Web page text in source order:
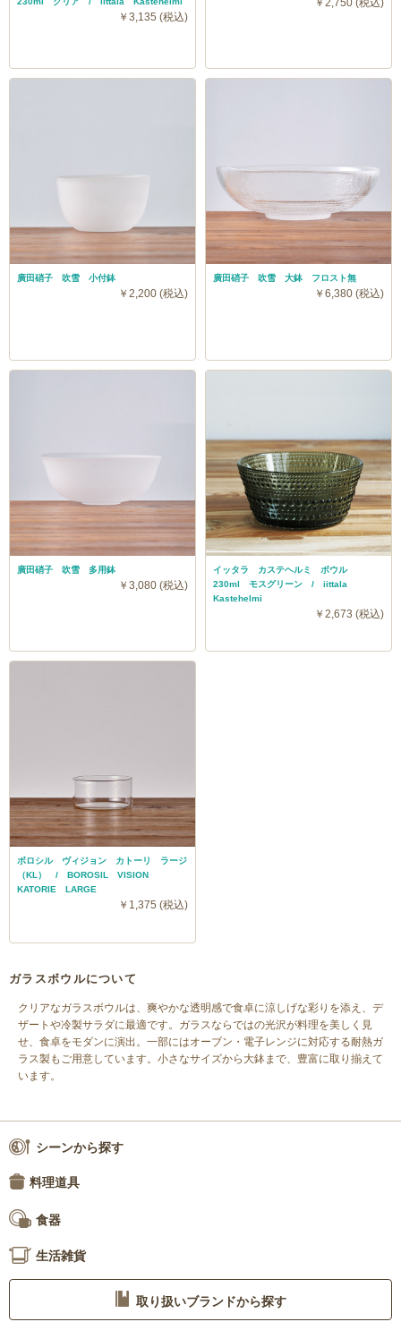
￥3,135 (税込)
廣田硝子 吹雪 小付鉢
￥2,200 (税込)
廣田硝子 吹雪 大鉢 フロスト無
￥6,380 (税込)
廣田硝子 吹雪 多用鉢
￥3,080 (税込)
イッタラ カステヘルミ ボウル
230ml モスグリーン / iittala
Kastehelmi
￥2,673 (税込)
ボロシル ヴィジョン カトーリ ラージ
（KL） / BOROSIL VISION
KATORIE LARGE
￥1,375 (税込)
ガラスボウルについて
クリアなガラスボウルは、爽やかな透明感で食卓に涼しげな彩りを添え、デ
ザートや冷製サラダに最適です。ガラスならではの光沢が料理を美しく見
せ、食卓をモダンに演出。一部にはオーブン・電子レンジに対応する耐熱ガ
ラス製もご用意しています。小さなサイズから大鉢まで、豊富に取り揃えて
います。
シーンから探す
料理道具
食器
生活雑貨
取り扱いブランドから探す